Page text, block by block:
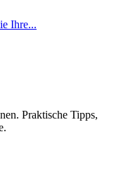
Ihre...
Praktische Tipps,